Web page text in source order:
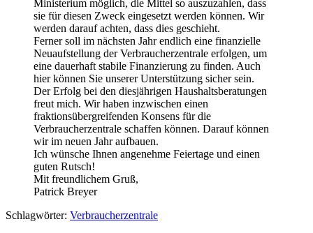
Ministerium möglich, die Mittel so auszuzahlen, dass
sie für diesen Zweck eingesetzt werden können. Wir
werden darauf achten, dass dies geschieht.
Ferner soll im nächsten Jahr endlich eine finanzielle
Neuaufstellung der Verbraucherzentrale erfolgen, um
eine dauerhaft stabile Finanzierung zu finden. Auch
hier können Sie unserer Unterstützung sicher sein.
Der Erfolg bei den diesjährigen Haushaltsberatungen
freut mich. Wir haben inzwischen einen
fraktionsübergreifenden Konsens für die
Verbraucherzentrale schaffen können. Darauf können
wir im neuen Jahr aufbauen.
Ich wünsche Ihnen angenehme Feiertage und einen
guten Rutsch!
Mit freundlichem Gruß,
Patrick Breyer
Schlagwörter: Verbraucherzentrale